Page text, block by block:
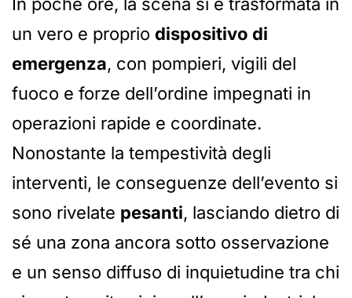
In poche ore, la scena si è trasformata in
un vero e proprio dispositivo di
emergenza, con pompieri, vigili del
fuoco e forze dell’ordine impegnati in
operazioni rapide e coordinate.
Nonostante la tempestività degli
interventi, le conseguenze dell’evento si
sono rivelate pesanti, lasciando dietro di
sé una zona ancora sotto osservazione
e un senso diffuso di inquietudine tra chi